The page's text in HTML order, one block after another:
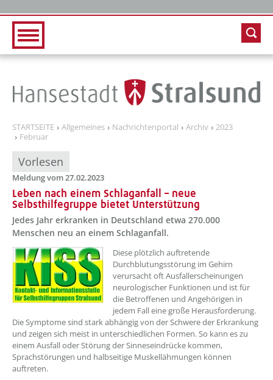
STARTSEITE Allgemeines Nachrichtenportal Archiv
2023
Februar
Vorlesen
Meldung vom 27.02.2023
Leben nach einem Schlaganfall – neue
Selbsthilfegruppe bietet Unterstützung
Jedes Jahr erkranken in Deutschland etwa 270.000
Menschen neu an einem Schlaganfall.
??? absaetzeOben[1]/titel ???
Diese plötzlich auftretende
Durchblutungsstörung im Gehirn
verursacht oft Ausfallerscheinungen
neurologischer Funktionen und ist für
die Betroffenen und Angehörigen in
jedem Fall eine große Herausforderung.
Die Symptome sind stark abhängig von der Schwere der Erkrankung
und zeigen sich meist in unterschiedlichen Formen. So kann es zu
einem Ausfall oder Störung der Sinneseindrücke kommen,
Sprachstörungen und halbseitige Muskellähmungen können
auftreten.